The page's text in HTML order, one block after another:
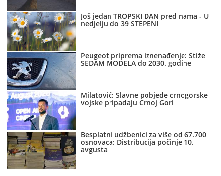
Još jedan TROPSKI DAN pred nama - U
nedjelju do 39 STEPENI
Peugeot priprema iznenađenje: Stiže
SEDAM MODELA do 2030. godine
Milatović: Slavne pobjede crnogorske
vojske pripadaju Crnoj Gori
Besplatni udžbenici za više od 67.700
osnovaca: Distribucija počinje 10.
avgusta